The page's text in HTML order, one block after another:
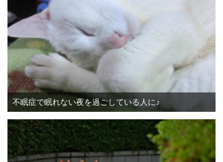
不眠症で眠れない夜を過ごしている人に♪